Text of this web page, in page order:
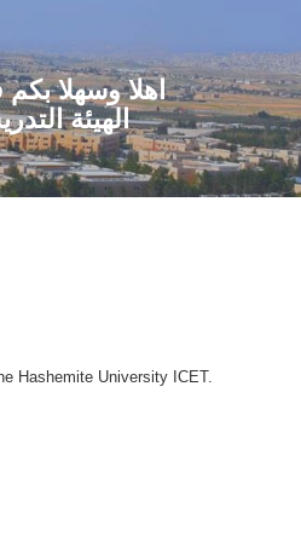
اهلا وسهلا
الهيئة
Hashemite University ICET.